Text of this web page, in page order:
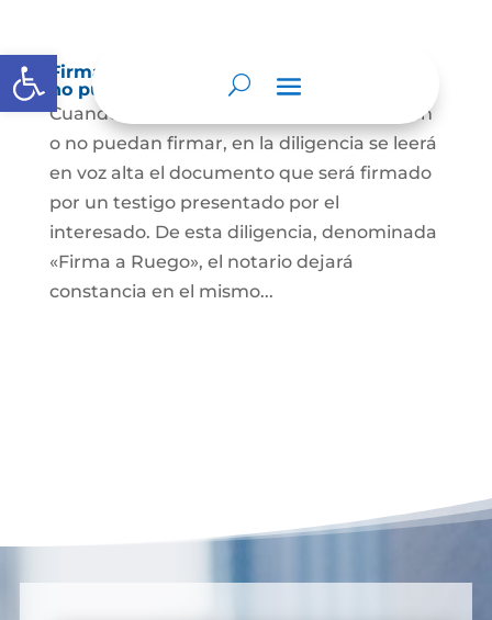
Abrir barra de herramientas
Firma a Ruego – Personas que no saben o
no puede firmar
Cuando se trate de personas que no sepan
o no puedan firmar, en la diligencia se leerá
en voz alta el documento que será firmado
por un testigo presentado por el
interesado. De esta diligencia, denominada
«Firma a Ruego», el notario dejará
constancia en el mismo...